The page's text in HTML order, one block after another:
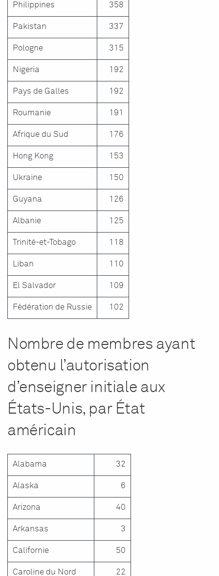
Philippines 358
Pakistan 337
Pologne 315
Nigeria 192
Pays de Galles 192
Roumanie 191
Afrique du Sud 176
Hong Kong 153
Ukraine 150
Guyana 126
Albanie 125
Trinité-et-Tobago 118
Liban 110
El Salvador 109
Fédération de Russie 102
Nombre de membres ayant
obtenu l’autorisation
d’enseigner initiale aux
États-Unis, par État
américain
Alabama 32
Alaska 6
Arizona 40
Arkansas 3
Californie 50
Caroline du Nord 22